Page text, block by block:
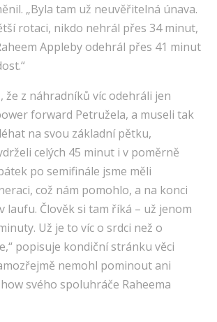
„Byla tam už neuvěřitelná únava.
rotaci, nikdo nehrál přes 34 minut,
Appleby odehrál přes 41 minut
že z náhradníků víc odehráli jen
forward Petružela, a museli tak
na svou základní pětku,
celých 45 minut i v poměrně
po semifinále jsme měli
což nám pomohlo, a na konci
laufu. Člověk si tam říká – už jenom
Už je to víc o srdci než o
popisuje kondiční stránku věci
nemohl pominout ani
svého spoluhráče Raheema